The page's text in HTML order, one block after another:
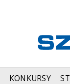
KONKURSY